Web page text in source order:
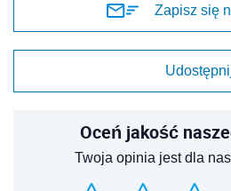
Zapisz się
Oceń jakość
Twoja opinia jest dla